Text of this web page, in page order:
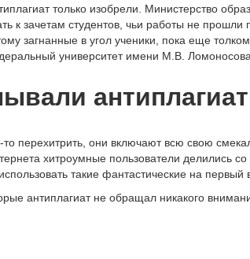
только изобрели. Министерство
к зачетам студентов, чьи работы не прошли
загнанные в угол ученики, пока еще
университет имени М.В.
перехитрить, они включают всю свою
хитроумные пользователи делились
такие фантастические на первый
антиплагиат не обращал никакого